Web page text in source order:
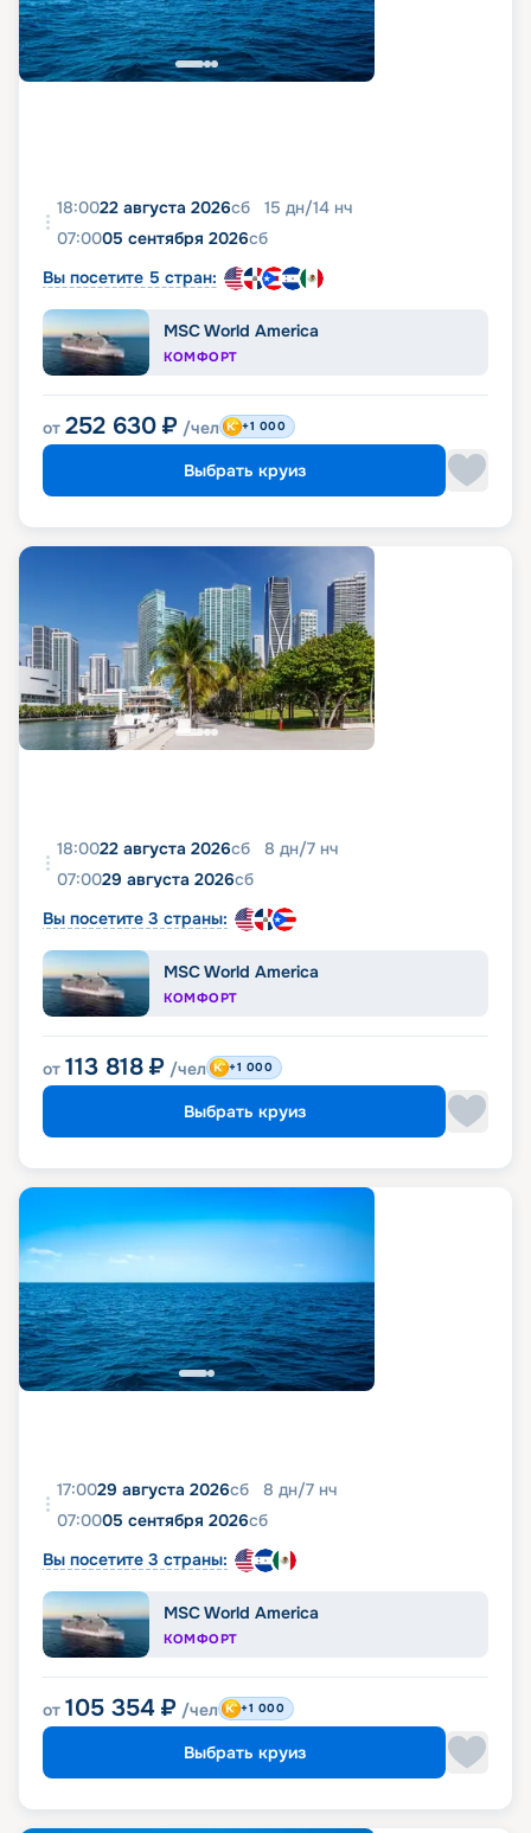
фото, реальные отзывы пассажиров, подробные
характеристики кают и палуб. Вся эта
информация доступна на этой же странице.
18:0022 августа 2026сб 15 дн/14 нч
07:0005 сентября 2026сб
Вы посетите 5 стран:
MSC World America
КОМФОРТ
от 252 630 ₽ /чел +1 000
Выбрать круиз
18:0022 августа 2026сб 8 дн/7 нч
07:0029 августа 2026сб
Вы посетите 3 страны:
MSC World America
КОМФОРТ
от 113 818 ₽ /чел +1 000
Выбрать круиз
17:0029 августа 2026сб 8 дн/7 нч
07:0005 сентября 2026сб
Вы посетите 3 страны:
MSC World America
КОМФОРТ
от 105 354 ₽ /чел +1 000
Выбрать круиз